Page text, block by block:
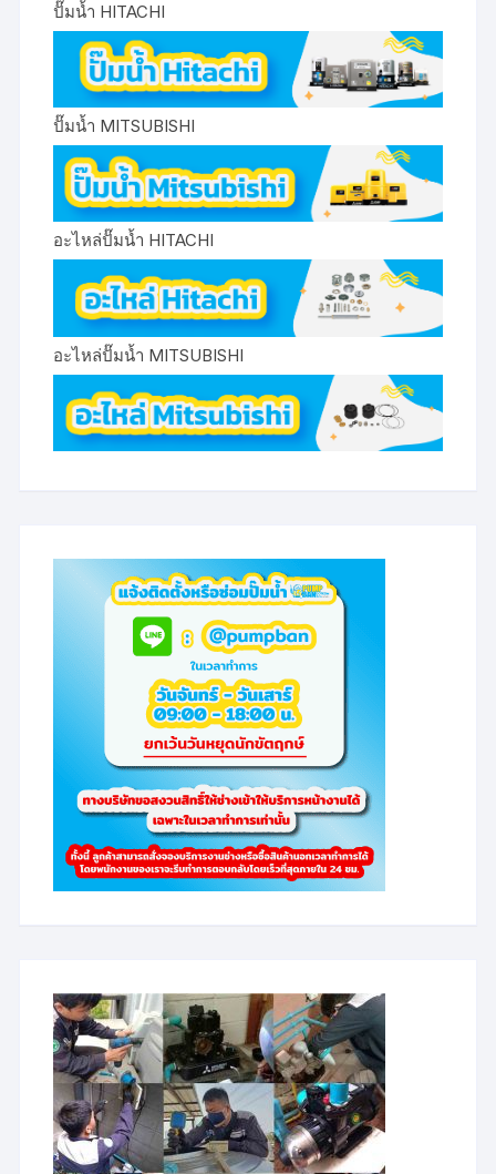
ปั๊มน้ำ HITACHI
ปั๊มน้ำ MITSUBISHI
อะไหล่ปั๊มน้ำ HITACHI
อะไหล่ปั๊มน้ำ MITSUBISHI